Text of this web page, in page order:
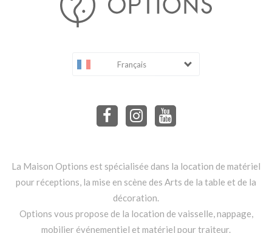
Français
La Maison Options est spécialisée dans la location de matériel
pour réceptions, la mise en scène des Arts de la table et de la
décoration.
Options vous propose de la location de vaisselle, nappage,
mobilier événementiel et matériel pour traiteur.